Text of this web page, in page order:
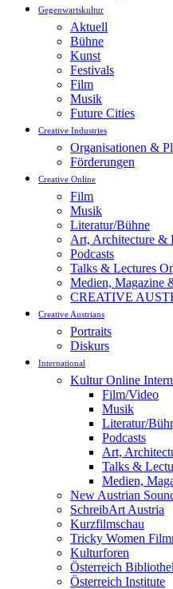
Gegenwartskultur
Aktuell
Bühne
Kunst
Festivals
Film
Musik
Future Cities
Creative Industries
Organisationen &
Förderungen
Creative Online
Film
Musik
Literatur/Bühne
Art, Architecture &
Podcasts
Talks & Lectures
Medien, Magazine
CREATIVE
Creative Austrians
Portraits
Diskurs
International
Kultur Online
Film/Video
Musik
Literatur/
Podcasts
Art,
Talks &
Medien,
New Austrian
SchreibArt Austria
Kurzfilmschau
Tricky Women
Kulturforen
Österreich
Österreich Institute